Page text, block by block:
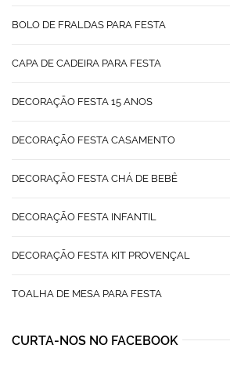
BOLO DE FRALDAS PARA FESTA
CAPA DE CADEIRA PARA FESTA
DECORAÇÃO FESTA 15 ANOS
DECORAÇÃO FESTA CASAMENTO
DECORAÇÃO FESTA CHÁ DE BEBÊ
DECORAÇÃO FESTA INFANTIL
DECORAÇÃO FESTA KIT PROVENÇAL
TOALHA DE MESA PARA FESTA
CURTA-NOS NO FACEBOOK